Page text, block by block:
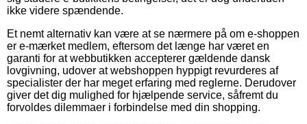
ikke videre spændende.
Et nemt alternativ kan være at se nærmere på om e-shoppen
er e-mærket medlem, eftersom det længe har været en
garanti for at webbutikken accepterer gældende dansk
lovgivning, udover at webshoppen hyppigt revurderes af
specialister der har meget erfaring med reglerne. Derudover
giver det dig mulighed for hjælpende service, såfremt du
forvoldes dilemmaer i forbindelse med din shopping.